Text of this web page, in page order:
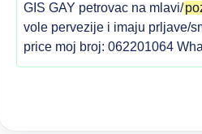
GIS GAY petrovac na mlavi/
vole pervezije i imaju prljave/
price moj broj: 062201064